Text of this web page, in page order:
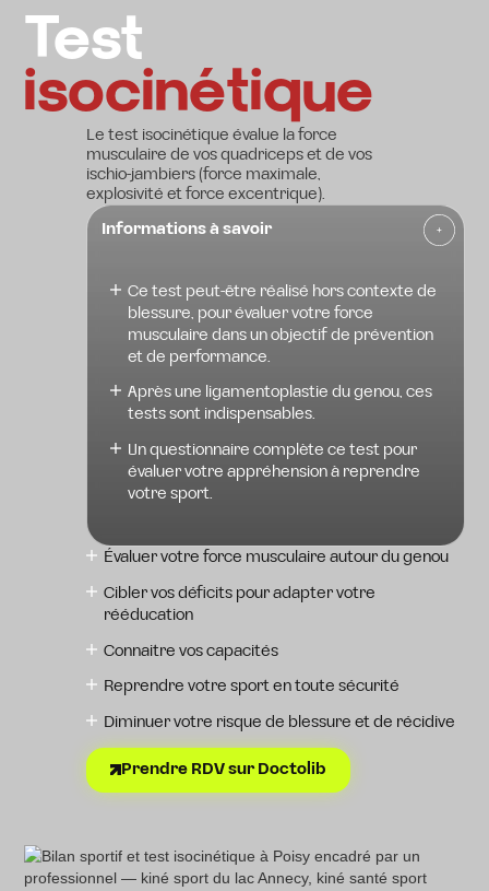
Test
isocinétique
Le test isocinétique évalue la force
musculaire de vos quadriceps et de vos
ischio-jambiers (force maximale,
explosivité et force excentrique).
Informations à savoir
Ce test peut-être réalisé hors contexte de
blessure, pour évaluer votre force
musculaire dans un objectif de prévention
et de performance.
Après une ligamentoplastie du genou, ces
tests sont indispensables.
Un questionnaire complète ce test pour
évaluer votre appréhension à reprendre
votre sport.
Évaluer votre force musculaire autour du genou
Cibler vos déficits pour adapter votre
rééducation
Connaitre vos capacités
Reprendre votre sport en toute sécurité
Diminuer votre risque de blessure et de récidive
Prendre RDV sur Doctolib